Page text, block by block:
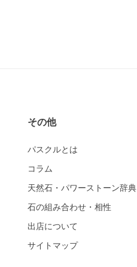
その他
パスクルとは
コラム
天然石・パワーストーン辞典
石の組み合わせ・相性
出店について
サイトマップ